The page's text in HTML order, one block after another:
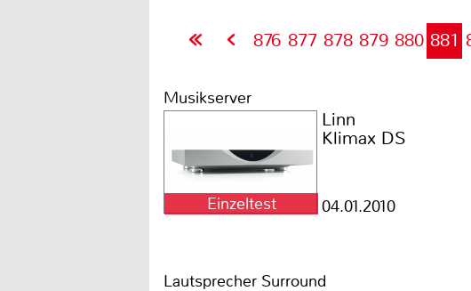
876 877 878 879 880 881
Musikserver
Einzeltest
Linn
Klimax DS
04.01.2010
Lautsprecher Surround